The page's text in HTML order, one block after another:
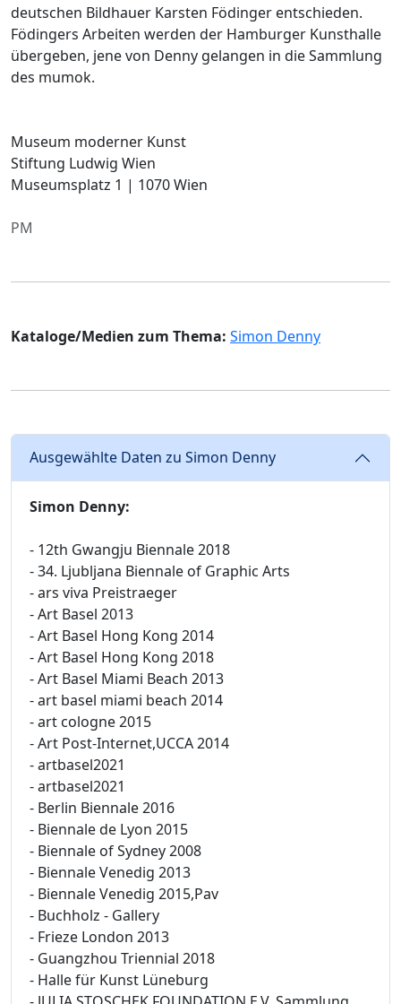
deutschen Bildhauer Karsten Födinger entschieden.
Födingers Arbeiten werden der Hamburger Kunsthalle
übergeben, jene von Denny gelangen in die Sammlung
des mumok.
Museum moderner Kunst
Stiftung Ludwig Wien
Museumsplatz 1 | 1070 Wien
PM
Kataloge/Medien zum Thema: Simon Denny
Ausgewählte Daten zu Simon Denny
Simon Denny:
- 12th Gwangju Biennale 2018
- 34. Ljubljana Biennale of Graphic Arts
- ars viva Preistraeger
- Art Basel 2013
- Art Basel Hong Kong 2014
- Art Basel Hong Kong 2018
- Art Basel Miami Beach 2013
- art basel miami beach 2014
- art cologne 2015
- Art Post-Internet,UCCA 2014
- artbasel2021
- artbasel2021
- Berlin Biennale 2016
- Biennale de Lyon 2015
- Biennale of Sydney 2008
- Biennale Venedig 2013
- Biennale Venedig 2015,Pav
- Buchholz - Gallery
- Frieze London 2013
- Guangzhou Triennial 2018
- Halle für Kunst Lüneburg